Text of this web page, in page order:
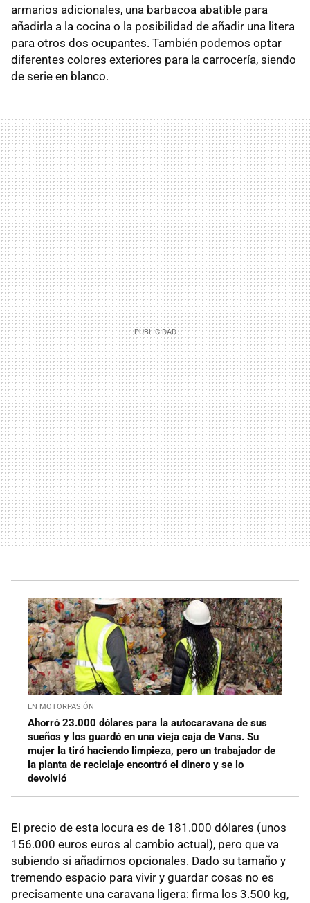
armarios adicionales, una barbacoa abatible para
añadirla a la cocina o la posibilidad de añadir una litera
para otros dos ocupantes. También podemos optar
diferentes colores exteriores para la carrocería, siendo
de serie en blanco.
EN MOTORPASIÓN
Ahorró 23.000 dólares para la autocaravana de sus
sueños y los guardó en una vieja caja de Vans. Su
mujer la tiró haciendo limpieza, pero un trabajador de
la planta de reciclaje encontró el dinero y se lo
devolvió
El precio de esta locura es de 181.000 dólares (unos
156.000 euros euros al cambio actual), pero que va
subiendo si añadimos opcionales. Dado su tamaño y
tremendo espacio para vivir y guardar cosas no es
precisamente una caravana ligera: firma los 3.500 kg,